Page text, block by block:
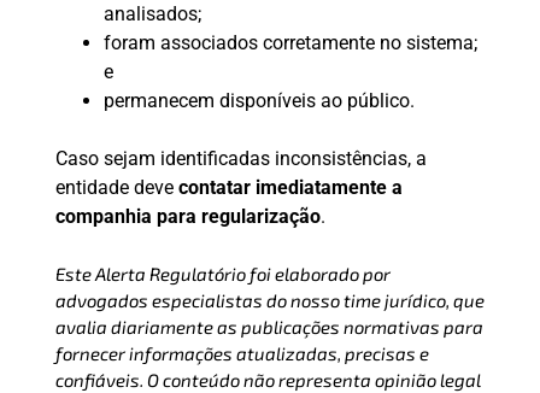
analisados;
foram associados corretamente no sistema;
e
permanecem disponíveis ao público.
Caso sejam identificadas inconsistências, a
entidade deve contatar imediatamente a
companhia para regularização.
Este Alerta Regulatório foi elaborado por
advogados especialistas do nosso time jurídico, que
avalia diariamente as publicações normativas para
fornecer informações atualizadas, precisas e
confiáveis. O conteúdo não representa opinião legal